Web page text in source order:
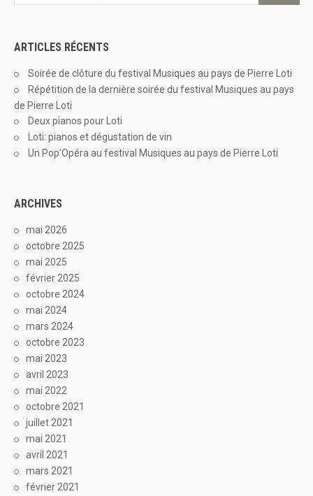
ARTICLES RÉCENTS
Soirée de clôture du festival Musiques au pays de Pierre Loti
Répétition de la dernière soirée du festival Musiques au pays
de Pierre Loti
Deux pianos pour Loti
Loti: pianos et dégustation de vin
Un Pop’Opéra au festival Musiques au pays de Pierre Loti
ARCHIVES
mai 2026
octobre 2025
mai 2025
février 2025
octobre 2024
mai 2024
mars 2024
octobre 2023
mai 2023
avril 2023
mai 2022
octobre 2021
juillet 2021
mai 2021
avril 2021
mars 2021
février 2021